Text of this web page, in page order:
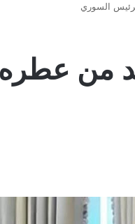
السوري
من